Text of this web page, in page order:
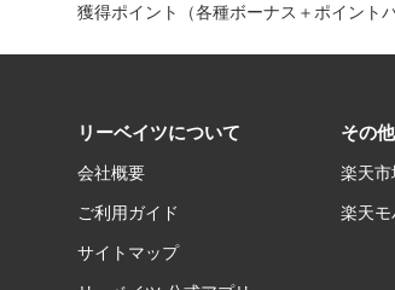
獲得ポイント（各種ボーナス＋ポイント
リーベイツについて
会社概要
ご利用ガイド
サイトマップ
その
楽天市
楽天